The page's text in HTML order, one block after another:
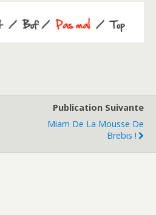
Publication Suivante
Miam De La Mousse De
Brebis !